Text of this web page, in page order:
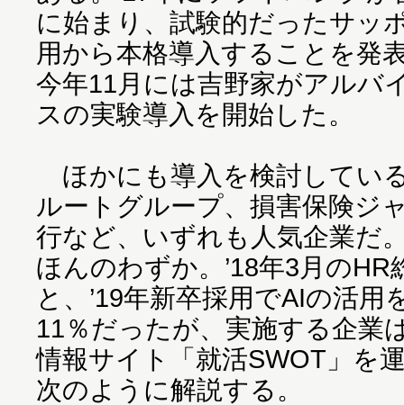
に始まり、試験的だったサッ
用から本格導入することを発
今年11月には吉野家がアルバ
スの実験導入を開始した。
ほかにも導入を検討してい
ルートグループ、損害保険ジ
行など、いずれも人気企業だ
ほんのわずか。’18年3月の
と、’19年新卒採用でAIの活
11％だったが、実施する企業
情報サイト「就活SWOT」を
次のように解説する。